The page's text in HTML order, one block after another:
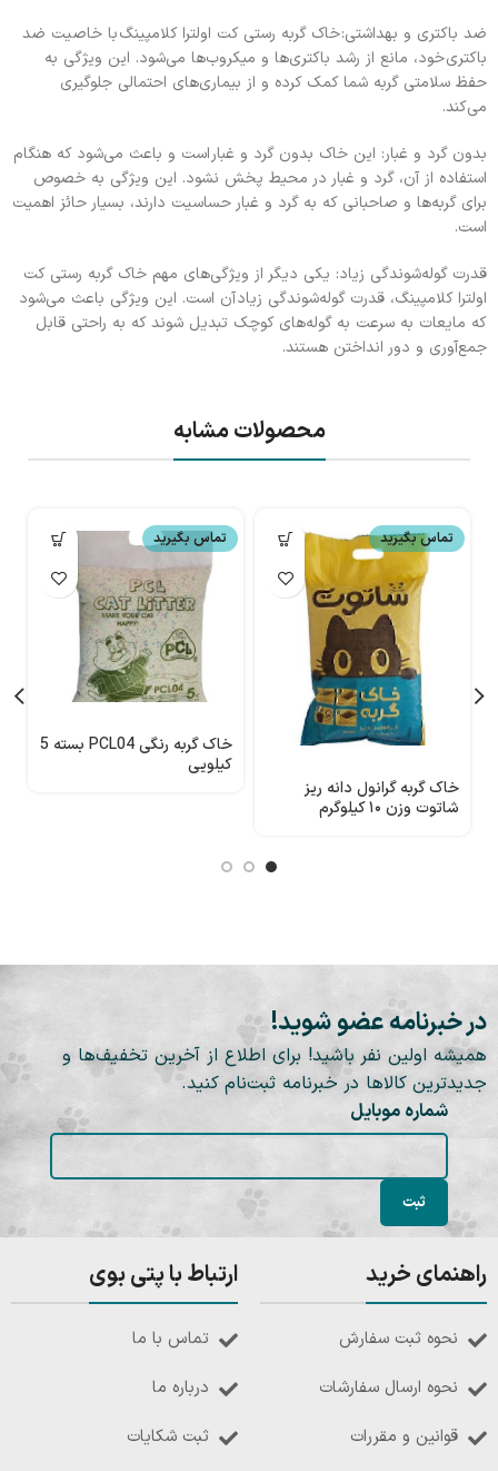
ضد باکتری و بهداشتی: خاک گربه رستی کت اولترا کلامپینگ با خاصیت ضد
باکتری خود، مانع از رشد باکتری‌ها و میکروب‌ها می‌شود. این ویژگی به
حفظ سلامتی گربه شما کمک کرده و از بیماری‌های احتمالی جلوگیری
می‌کند.
بدون گرد و غبار: این خاک بدون گرد و غبار است و باعث می‌شود که هنگام
استفاده از آن، گرد و غبار در محیط پخش نشود. این ویژگی به خصوص
برای گربه‌ها و صاحبانی که به گرد و غبار حساسیت دارند، بسیار حائز اهمیت
است.
قدرت گوله‌شوندگی زیاد: یکی دیگر از ویژگی‌های مهم خاک گربه رستی کت
اولترا کلامپینگ، قدرت گوله‌شوندگی زیاد آن است. این ویژگی باعث می‌شود
که مایعات به سرعت به گوله‌های کوچک تبدیل شوند که به راحتی قابل
جمع‌آوری و دور انداختن هستند.
محصولات مشابه
تماس بگیرید
خاک گربه گرانول دانه ریز
شاتوت وزن ۱۰ کیلوگرم
تماس بگیرید
خاک گربه رنگی PCL04 بسته 5
کیلویی
در خبرنامه عضو شوید!
همیشه اولین نفر باشید! برای اطلاع از آخرین تخفیف‌ها و
جدیدترین کالاها در خبرنامه ثبت‌نام کنید.
شماره موبایل
راهنمای خرید
نحوه ثبت سفارش
نحوه ارسال سفارشات
قوانین و مقررات
ارتباط با پتی بوی
تماس با ما
درباره ما
ثبت شکایات